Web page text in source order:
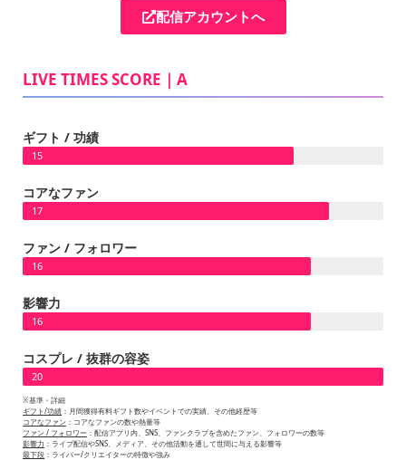
配信アカウントへ
LIVE TIMES SCORE｜A
ギフト / 功績
15
コアなファン
17
ファン / フォロワー
16
影響力
16
コスプレ / 抜群の容姿
20
※基準・詳細
ギフト/功績 ：月間獲得有料ギフト数やイベントでの実績、その他経歴等
コアなファン ：コアなファンの数や熱量等
ファン / フォロワー ：配信アプリ内、SNS、ファンクラブを含めたファン、フォロワーの数等
影響力 ：ライブ配信やSNS、メディア、その他活動を通して世間に与える影響等
最下段 ：ライバー/クリエイターの特徴や強み